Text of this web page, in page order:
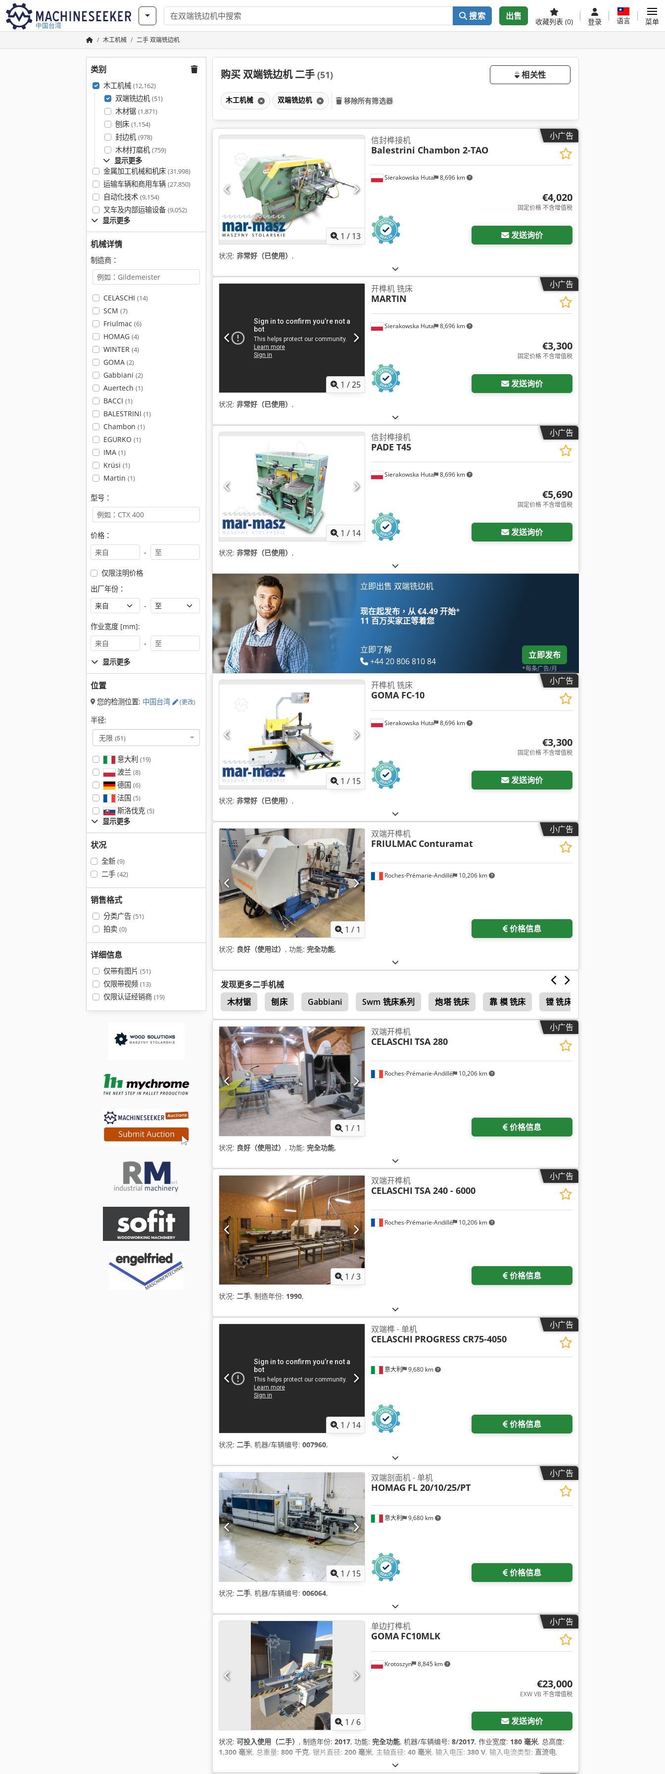
中国台湾
搜索 出售
收藏列表 (0) 登录 语言 菜单
木工机械 二手 双端铣边机
类别
木工机械 (12,162)
双端铣边机 (51)
木材锯 (1,871)
刨床 (1,154)
封边机 (978)
木材打磨机 (759)
显示更多
金属加工机械和机床 (31,998)
运输车辆和商用车辆 (27,850)
自动化技术 (9,154)
叉车及内部运输设备 (9,052)
显示更多
机械详情
制造商：
CELASCHI (14)
SCM (7)
Friulmac (6)
HOMAG (4)
WINTER (4)
GOMA (2)
Gabbiani (2)
Auertech (1)
BACCI (1)
BALESTRINI (1)
Chambon (1)
EGURKO (1)
IMA (1)
Krüsi (1)
Martin (1)
型号：
价格：
-
仅限注明价格
出厂年份：
-
作业宽度 [mm]:
-
显示更多
位置
您的检测位置: 中国台湾 (更改)
半径:
无限 (51)
意大利 (19)
波兰 (8)
德国 (6)
法国 (5)
斯洛伐克 (5)
显示更多
状况
全新 (9)
二手 (42)
销售格式
分类广告 (51)
拍卖 (0)
详细信息
仅带有图片 (51)
仅限带视频 (13)
仅限认证经销商 (19)
购买 双端铣边机 二手 (51) 相关性
木工机械 双端铣边机 移除所有筛选器
小广告
1 / 13
Sierakowska Huta 8,696 km
信封榫接机
Balestrini Chambon 2-TAO
€4,020
固定价格 不含增值税
发送询价
状况: 非常好（已使用） ,
小广告
1 /25
Sierakowska Huta 8,696 km
开榫机 铣床
MARTIN
€3,300
固定价格 不含增值税
发送询价
状况: 非常好（已使用） ,
小广告
1 / 14
Sierakowska Huta 8,696 km
信封榫接机
PADE T45
€5,690
固定价格 不含增值税
发送询价
状况: 非常好（已使用） ,
立即出售 双端铣边机
现在起发布，从 €4.49 开始*
11 百万买家正等着您
立即了解
+44 20 806 810 84
立即发布
*每条广告/月
小广告
1 / 15
Sierakowska Huta 8,696 km
开榫机 铣床
GOMA FC-10
€3,300
固定价格 不含增值税
发送询价
状况: 非常好（已使用） ,
小广告
1 / 1
Roches-Prémarie-Andillé 10,206 km
双端开榫机
FRIULMAC Conturamat
价格信息
状况: 良好（使用过） , 功能: 完全功能,
发现更多二手机械
木材锯
刨床 Gabbiani Swm 铣床系列 炮塔 铣床 靠 模 铣床 镗 铣床
床 身 式 铣床
小广告
1 / 1
Roches-Prémarie-Andillé 10,206 km
双端开榫机
CELASCHI TSA 280
价格信息
状况: 良好（使用过） , 功能: 完全功能,
小广告
1 /3
Roches-Prémarie-Andillé 10,206 km
双端开榫机
CELASCHI TSA 240 - 6000
价格信息
状况: 二手, 制造年份: 1990,
小广告
1 / 14
意大利 9,680 km
双端榫 - 单机
CELASCHI PROGRESS CR75-4050
价格信息
状况: 二手, 机器/车辆编号: 007960,
小广告
1 / 15
意大利 9,680 km
双端剖面机 - 单机
HOMAG FL 20/10/25/PT
价格信息
状况: 二手, 机器/车辆编号: 006064,
小广告
1 / 6
Krotoszyn 8,845 km
单边打榫机
GOMA FC10MLK
€23,000
EXW VB 不含增值税
发送询价
状况: 可投入使用（二手） , 制造年份: 2017, 功能: 完全功能, 机器/车辆编号: 8/2017, 作业宽度: 180 毫米, 总高度:
1,300 毫米, 总重量: 800 千克, 锯片直径: 200 毫米, 主轴直径: 40 毫米, 输入电压: 380 V, 输入电流类型: 直流电,